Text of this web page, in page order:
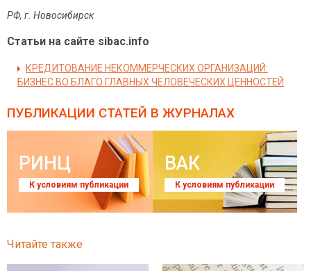
РФ, г. Новосибирск
Статьи на сайте sibac.info
КРЕДИТОВАНИЕ НЕКОММЕРЧЕСКИХ ОРГАНИЗАЦИЙ:
БИЗНЕС ВО БЛАГО ГЛАВНЫХ ЧЕЛОВЕЧЕСКИХ ЦЕННОСТЕЙ
ПУБЛИКАЦИИ СТАТЕЙ В ЖУРНАЛАХ
РИНЦ
К условиям публикации
ВАК
К условиям публикации
Читайте также